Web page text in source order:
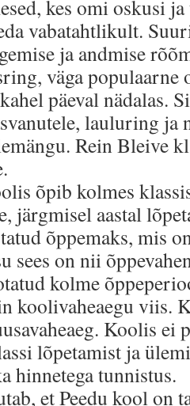
kes omi oskusi
vabatahtlikult.
ja andmise
väga
päeval nädalas.
lauluring ja
Rein Bleive
õpib kolmes
järgmisel aastal
õppemaks, mis
sees on nii
kolme
koolivaheaegu viis.
Koolis ei
lõpetamist ja
hinnetega tunnistus.
et Peedu kool on